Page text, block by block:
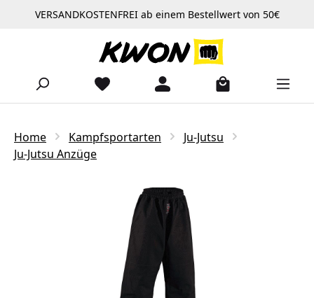
Zum Hauptinhalt springen
VERSANDKOSTENFREI ab einem Bestellwert von 50€
Home Kampfsportarten
Ju-Jutsu
Ju-Jutsu Anzüge
Bildergalerie überspringen